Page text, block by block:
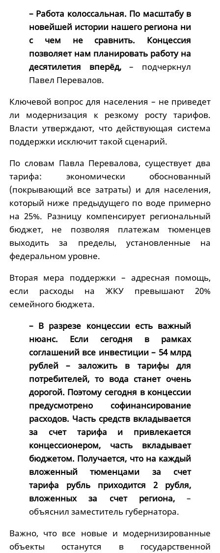
– Работа колоссальная. По масштабу в
новейшей истории нашего региона ни
с чем не сравнить. Концессия
позволяет нам планировать работу на
десятилетия вперёд,– подчеркнул
Павел Перевалов.
Ключевой вопрос для населения – не приведет
ли модернизация к резкому росту тарифов.
Власти утверждают, что действующая система
поддержки исключит такой сценарий.
По словам Павла Перевалова, существует два
тарифа: экономически обоснованный
(покрывающий все затраты) и для населения,
который ниже предыдущего по воде примерно
на 25%. Разницу компенсирует региональный
бюджет, не позволяя платежам тюменцев
выходить за пределы, установленные на
федеральном уровне.
Вторая мера поддержки – адресная помощь,
если расходы на ЖКУ превышают 20%
семейного бюджета.
– В разрезе концессии есть важный
нюанс. Если сегодня в рамках
соглашений все инвестиции – 54 млрд
рублей – заложить в тарифы для
потребителей, то вода станет очень
дорогой. Поэтому сегодня в концессии
предусмотрено софинансирование
расходов. Часть средств вкладывается
за счет тарифа и привлекается
концессионером, часть вкладывает
бюджетом. Получается, что на каждый
вложенный тюменцами за счет
тарифа рубль приходится 2 рубля,
вложенных за счет региона,–
объяснил заместитель губернатора.
Важно, что все новые и модернизированные
объекты останутся в государственной